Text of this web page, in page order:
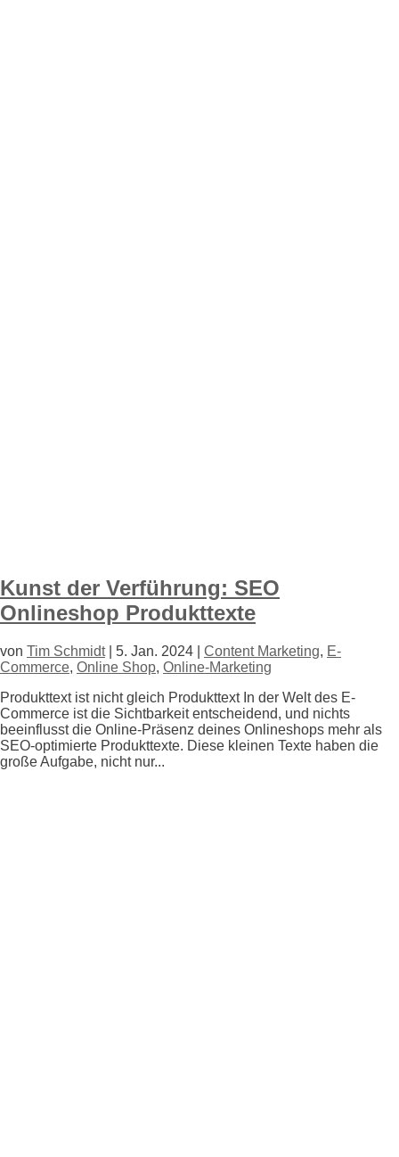
Kunst der Verführung: SEO
Onlineshop Produkttexte
von Tim Schmidt| 5. Jan. 2024 Content Marketing, E-
Commerce, Online Shop, Online-Marketing
Produkttext ist nicht gleich Produkttext In der Welt des E-
Commerce ist die Sichtbarkeit entscheidend, und nichts
beeinflusst die Online-Präsenz deines Onlineshops mehr als
SEO-optimierte Produkttexte. Diese kleinen Texte haben die
große Aufgabe, nicht nur...